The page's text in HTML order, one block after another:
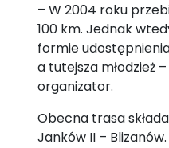
– W 2004 roku
100 km. Jednak
formie
a tutejsza młodzież –
organizator.
Obecna trasa
Janków II –